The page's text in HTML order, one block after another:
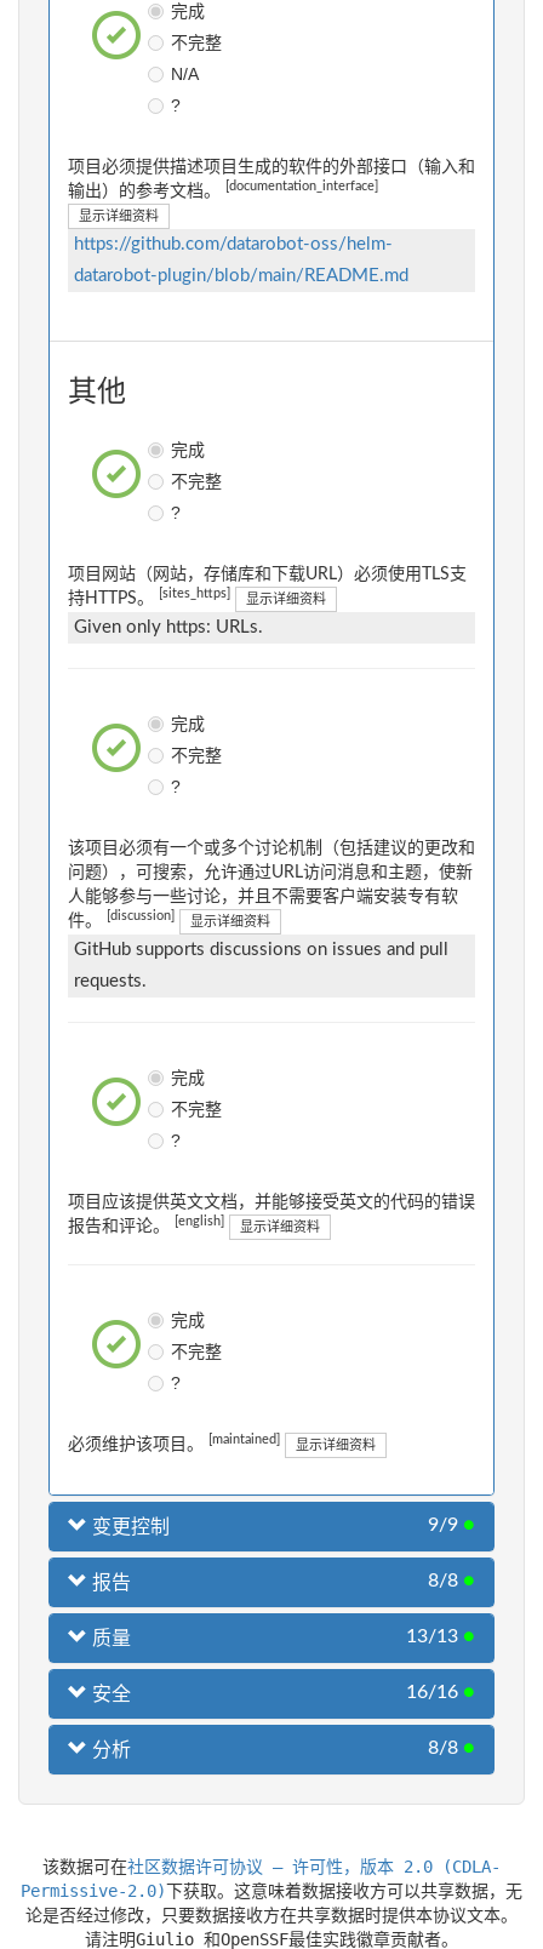
完成
不完整
N/A
?
项目必须提供描述项目生成的软件的外部接口（输入和
输出）的参考文档。
[documentation_interface]
显示详细资料
https://github.com/datarobot-oss/helm-
datarobot-plugin/blob/main/README.md
其他
完成
不完整
?
项目网站（网站，存储库和下载URL）必须使用TLS支
持HTTPS。
[sites_https] 显示详细资料
Given only https: URLs.
完成
不完整
?
该项目必须有一个或多个讨论机制（包括建议的更改和
问题），可搜索，允许通过URL访问消息和主题，使新
人能够参与一些讨论，并且不需要客户端安装专有软
件。
[discussion] 显示详细资料
GitHub supports discussions on issues and pull
requests.
完成
不完整
?
项目应该提供英文文档，并能够接受英文的代码的错误
报告和评论。
[english] 显示详细资料
完成
不完整
?
必须维护该项目。 [maintained] 显示详细资料
变更控制 9/9 ●
报告 8/8 ●
质量 13/13 ●
安全 16/16 ●
分析 8/8 ●
该数据可在社区数据许可协议 – 许可性，版本 2.0 (CDLA-
Permissive-2.0)下获取。这意味着数据接收方可以共享数据，无
论是否经过修改，只要数据接收方在共享数据时提供本协议文本。
请注明Giulio 和OpenSSF最佳实践徽章贡献者。